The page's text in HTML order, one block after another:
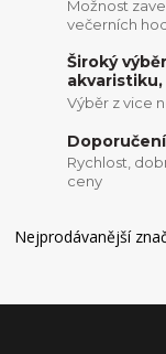
Možnost
večerních
Široký
akvaristiku,
Výběr z vice
Rychlost,
ceny
Nejprodávanější